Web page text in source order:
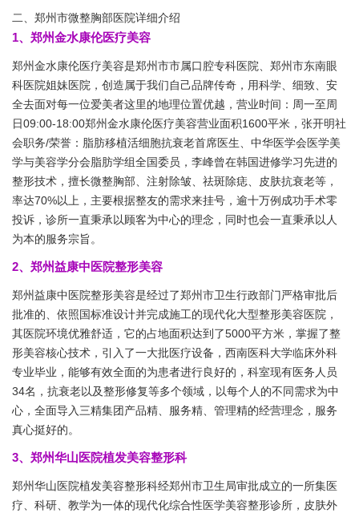
二、郑州市微整胸部医院详细介绍
1、郑州金水康伦医疗美容
郑州金水康伦医疗美容是郑州市市属口腔专科医院、郑州市东南眼
科医院姐妹医院，创造属于我们自己品牌传奇，用科学、细致、安
全去面对每一位爱美者这里的地理位置优越，营业时间：周一至周
日09:00-18:00郑州金水康伦医疗美容营业面积1600平米，张开明社
会职务/荣誉：脂肪移植活细胞抗衰老首席医生、中华医学会医学美
学与美容学分会脂肪学组全国委员，李峰曾在韩国进修学习先进的
整形技术，擅长微整胸部、注射除皱、祛斑除痣、皮肤抗衰老等，
率达70%以上，主要根据整友的需求来挂号，逾十万例成功手术零
投诉，诊所一直秉承以顾客为中心的理念，同时也会一直秉承以人
为本的服务宗旨。
2、郑州益康中医院整形美容
郑州益康中医院整形美容是经过了郑州市卫生行政部门严格审批后
批准的、依照国标准设计并完成施工的现代化大型整形美容医院，
其医院环境优雅舒适，它的占地面积达到了5000平方米，掌握了整
形美容核心技术，引入了一大批医疗设备，西南医科大学临床外科
专业毕业，能够有效全面的为患者进行良好的，科室现有医务人员
34名，抗衰老以及整形修复等多个领域，以每个人的不同需求为中
心，全面导入三精集团产品精、服务精、管理精的经营理念，服务
真心挺好的。
3、郑州华山医院植发美容整形科
郑州华山医院植发美容整形科经郑州市卫生局审批成立的一所集医
疗、科研、教学为一体的现代化综合性医学美容整形诊所，皮肤外